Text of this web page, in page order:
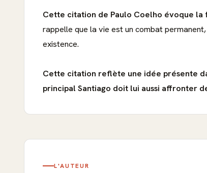
Cette citation de Paulo Coelho évoque
rappelle que la vie est un combat
existence.
Cette citation reflète une idée présente
principal Santiago doit lui aussi affronter
L'AUTEUR